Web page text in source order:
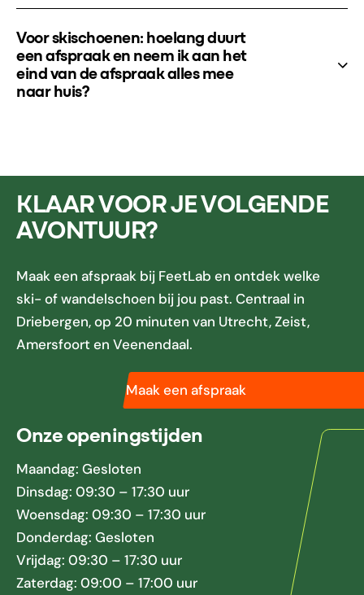
Voor skischoenen: hoelang duurt
een afspraak en neem ik aan het
eind van de afspraak alles mee
naar huis?
KLAAR VOOR JE VOLGENDE
AVONTUUR?
Maak een afspraak bij FeetLab en ontdek welke
ski- of wandelschoen bij jou past. Centraal in
Driebergen, op 20 minuten van Utrecht, Zeist,
Amersfoort en Veenendaal.
Maak een afspraak
Onze openingstijden
Maandag: Gesloten
Dinsdag: 09:30 – 17:30 uur
Woensdag: 09:30 – 17:30 uur
Donderdag: Gesloten
Vrijdag: 09:30 – 17:30 uur
Zaterdag: 09:00 – 17:00 uur